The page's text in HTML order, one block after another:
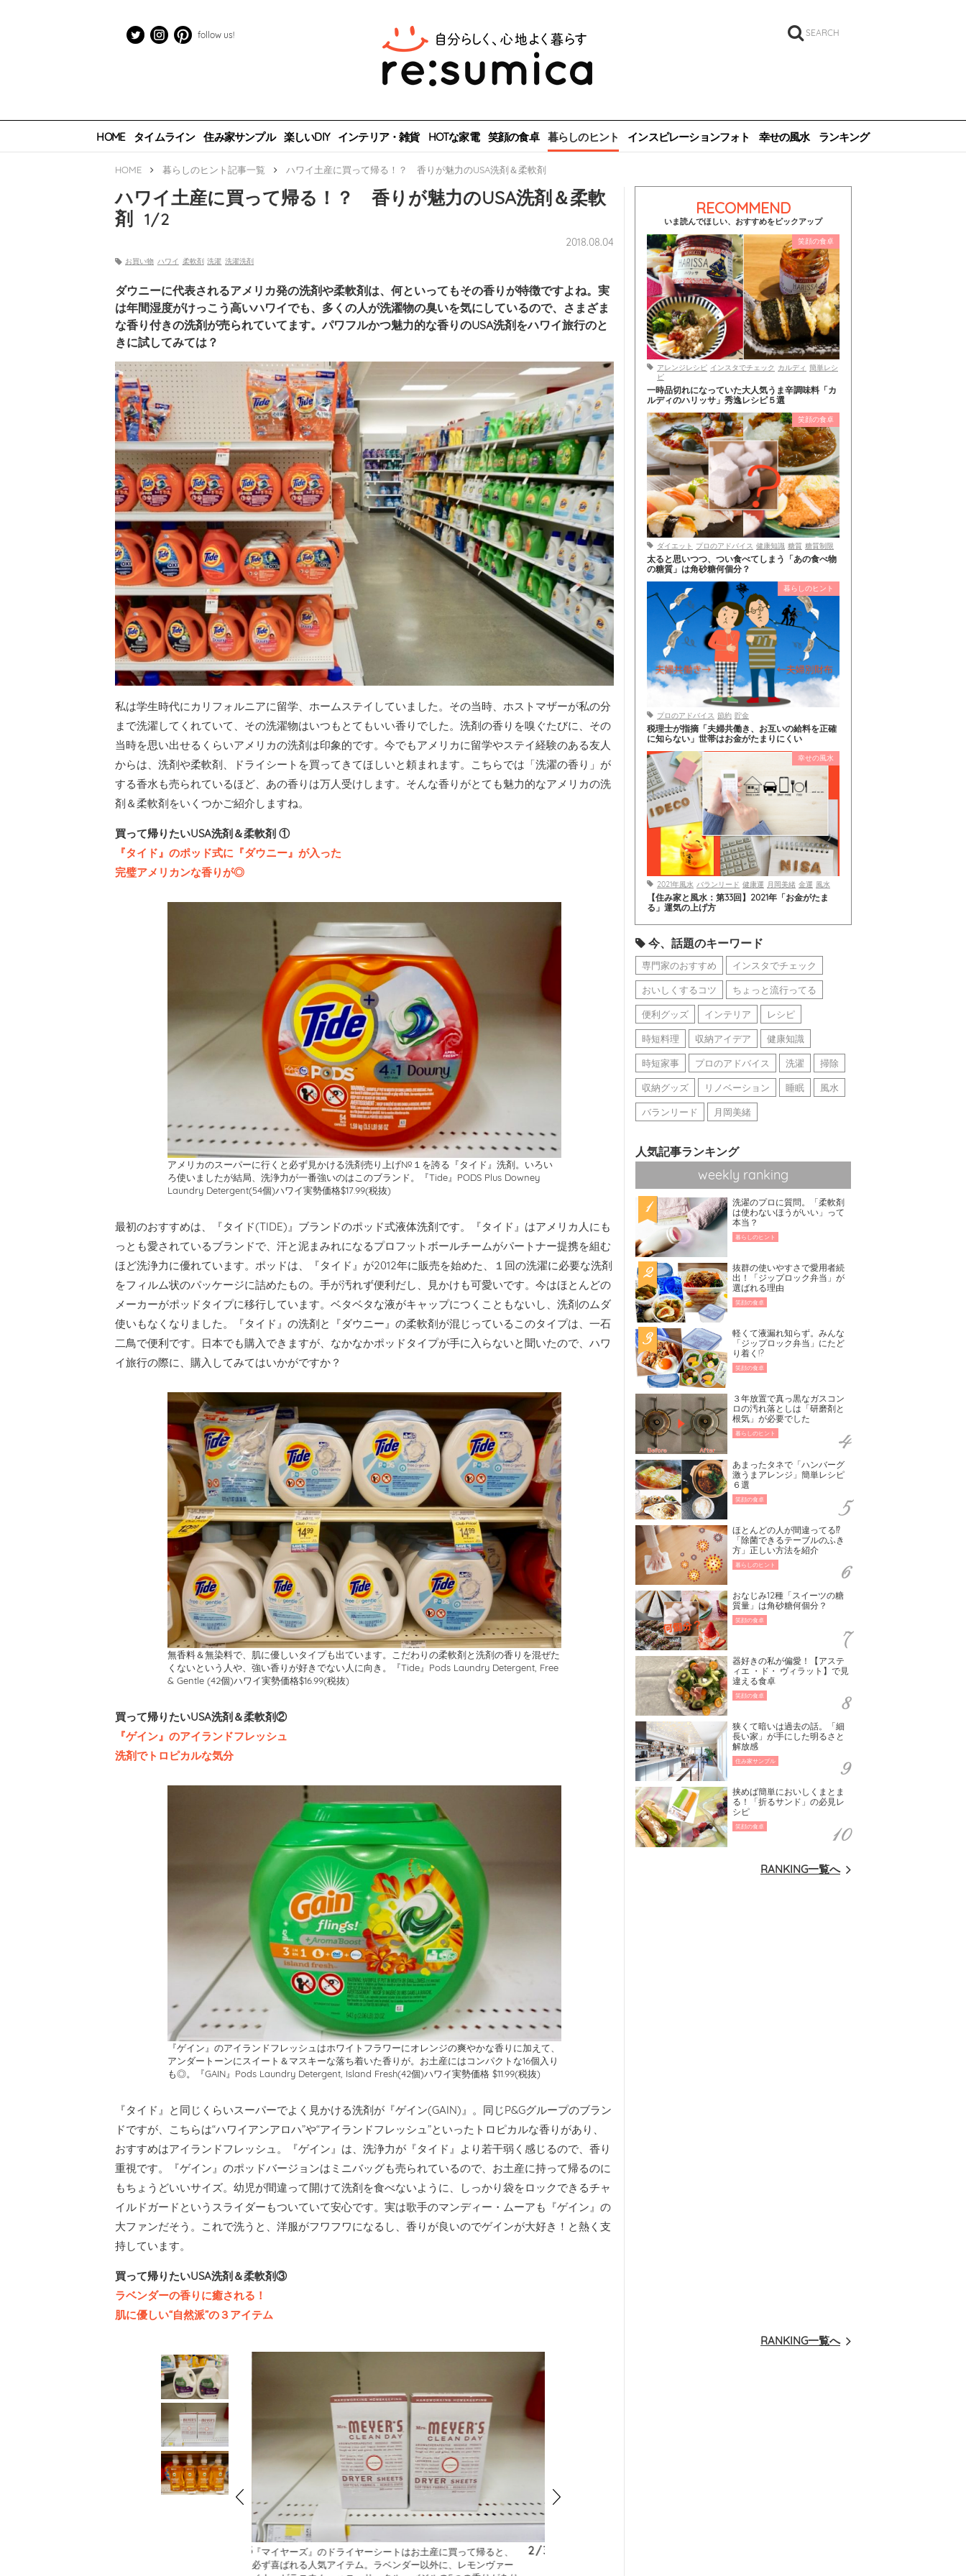
follow us! SEARCH
HOME タイムライン 住み家サンプル 楽しいDIY インテリア・雑貨 HOTな家電 笑顔の食卓 暮らしのヒント インスピレーションフォト 幸せの風水 ランキング
HOME 暮らしのヒント記事一覧 ハワイ土産に買って帰る！？ 香りが魅力のUSA洗剤＆柔軟剤
ハワイ土産に買って帰る！？ 香りが魅力のUSA洗剤＆柔軟
剤
1/2
2018.08.04
お買い物 ハワイ 柔軟剤 洗濯 洗濯洗剤
ダウニーに代表されるアメリカ発の洗剤や柔軟剤は、何といってもその香りが特徴ですよね。実
は年間湿度がけっこう高いハワイでも、多くの人が洗濯物の臭いを気にしているので、さまざま
な香り付きの洗剤が売られていてます。パワフルかつ魅力的な香りのUSA洗剤をハワイ旅行のと
きに試してみては？
私は学生時代にカリフォルニアに留学、ホームステイしていました。その当時、ホストマザーが私の分
まで洗濯してくれていて、その洗濯物はいつもとてもいい香りでした。洗剤の香りを嗅ぐたびに、その
当時を思い出せるくらいアメリカの洗剤は印象的です。今でもアメリカに留学やステイ経験のある友人
からは、洗剤や柔軟剤、ドライシートを買ってきてほしいと頼まれます。こちらでは「洗濯の香り」が
する香水も売られているほど、あの香りは万人受けします。そんな香りがとても魅力的なアメリカの洗
剤＆柔軟剤をいくつかご紹介しますね。
買って帰りたいUSA洗剤＆柔軟剤 ①
『タイド』のポッド式に『ダウニー』が入った
完璧アメリカンな香りが◎
アメリカのスーパーに行くと必ず見かける洗剤売り上げ№１を誇る『タイド』洗剤。いろい
ろ使いましたが結局、洗浄力が一番強いのはこのブランド。『Tide』PODS Plus Downey
Laundry Detergent(54個)ハワイ実勢価格$17.99(税抜)
最初のおすすめは、『タイド(TIDE)』ブランドのポッド式液体洗剤です。『タイド』はアメリカ人にも
っとも愛されているブランドで、汗と泥まみれになるプロフットボールチームがパートナー提携を組む
ほど洗浄力に優れています。ポッドは、『タイド』が2012年に販売を始めた、１回の洗濯に必要な洗剤
をフィルム状のパッケージに詰めたもの。手が汚れず便利だし、見かけも可愛いです。今はほとんどの
メーカーがポッドタイプに移行しています。ベタベタな液がキャップにつくこともないし、洗剤のムダ
使いもなくなりました。『タイド』の洗剤と『ダウニー』の柔軟剤が混じっているこのタイプは、一石
二鳥で便利です。日本でも購入できますが、なかなかポッドタイプが手に入らないと聞いたので、ハワ
イ旅行の際に、購入してみてはいかがですか？
無香料＆無染料で、肌に優しいタイプも出ています。こだわりの柔軟剤と洗剤の香りを混ぜた
くないという人や、強い香りが好きでない人に向き。『Tide』Pods Laundry Detergent, Free
& Gentle (42個)ハワイ実勢価格$16.99(税抜)
買って帰りたいUSA洗剤＆柔軟剤②
『ゲイン』のアイランドフレッシュ
洗剤でトロピカルな気分
『ゲイン』のアイランドフレッシュはホワイトフラワーにオレンジの爽やかな香りに加えて、
アンダートーンにスイート＆マスキーな落ち着いた香りが。お土産にはコンパクトな16個入り
も◎。『GAIN』Pods Laundry Detergent, Island Fresh(42個)ハワイ実勢価格 $11.99(税抜)
『タイド』と同じくらいスーパーでよく見かける洗剤が『ゲイン(GAIN)』。同じP&Gグループのブラン
ドですが、こちらは“ハワイアンアロハ”や“アイランドフレッシュ”といったトロピカルな香りがあり、
おすすめはアイランドフレッシュ。『ゲイン』は、洗浄力が『タイド』より若干弱く感じるので、香り
重視です。『ゲイン』のポッドバージョンはミニバッグも売られているので、お土産に持って帰るのに
もちょうどいいサイズ。幼児が間違って開けて洗剤を食べないように、しっかり袋をロックできるチャ
イルドガードというスライダーもついていて安心です。実は歌手のマンディー・ムーアも『ゲイン』の
大ファンだそう。これで洗うと、洋服がフワフワになるし、香りが良いのでゲインが大好き！と熱く支
持しています。
買って帰りたいUSA洗剤＆柔軟剤③
ラベンダーの香りに癒される！
肌に優しい“自然派”の３アイテム
3『Method（メソッド）』という自然派の洗剤や柔軟剤もメジャ
ー。今では特別なオーガニックスーパーに行かなくても、アメ
3/3７代先の家族のことを考えて環境を守ろうというコンセプトの
RECOMMEND
いま読んでほしい、おすすめをピックアップ
笑顔の食卓
アレンジレシピ インスタでチェック カルディ 簡単レシ
ピ
一時品切れになっていた大人気うま辛調味料「カ
ルディのハリッサ」秀逸レシピ５選
笑顔の食卓
ダイエット プロのアドバイス 健康知識 糖質 糖質制限
太ると思いつつ、つい食べてしまう「あの食べ物
の糖質」は角砂糖何個分？
暮らしのヒント
プロのアドバイス 節約 貯金
税理士が指摘「夫婦共働き、お互いの給料を正確
に知らない」世帯はお金がたまりにくい
幸せの風水
2021年風水 バランリード 健康運 月岡美緒 金運 風水
【住み家と風水：第33回】2021年「お金がたま
る」運気の上げ方
今、話題のキーワード
専門家のおすすめ インスタでチェック
おいしくするコツ ちょっと流行ってる
便利グッズ インテリア レシピ
時短料理 収納アイデア 健康知識
時短家事 プロのアドバイス 洗濯 掃除
収納グッズ リノベーション 睡眠 風水
バランリード 月岡美緒
人気記事ランキング
weekly ranking
洗濯のプロに質問。「柔軟剤
は使わないほうがいい」って
本当？
暮らしのヒント
抜群の使いやすさで愛用者続
出！「ジップロック弁当」が
選ばれる理由
笑顔の食卓
軽くて液漏れ知らず。みんな
「ジップロック弁当」にたど
り着く!?
笑顔の食卓
３年放置で真っ黒なガスコン
ロの汚れ落としは「研磨剤と
根気」が必要でした
暮らしのヒント
あまったタネで「ハンバーグ
激うまアレンジ」簡単レシピ
６選
笑顔の食卓
ほとんどの人が間違ってる⁉
「除菌できるテーブルのふき
方」正しい方法を紹介
暮らしのヒント
おなじみ12種「スイーツの糖
質量」は角砂糖何個分？
笑顔の食卓
器好きの私が偏愛！【アステ
ィエ ・ド・ ヴィラット】で見
違える食卓
笑顔の食卓
狭くて暗いは過去の話。「細
長い家」が手にした明るさと
解放感
住み家サンプル
挟めば簡単においしくまとま
る！「折るサンド」の必見レ
シピ
笑顔の食卓
RANKING一覧へ
RANKING一覧へ